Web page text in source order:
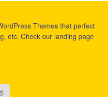
Themes that perfect
etc. Check our landing page